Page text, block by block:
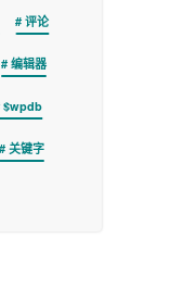
评论
编辑器
$wpdb
关键字